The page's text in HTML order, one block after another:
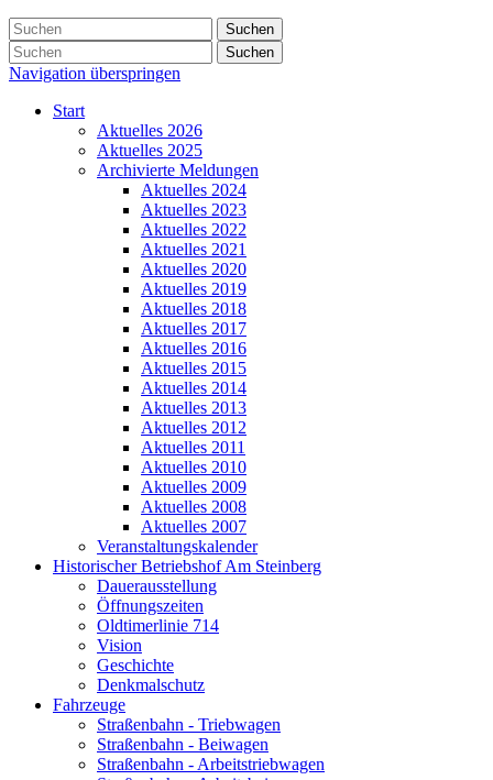
Suchen
Suchen
Navigation überspringen
Start
Aktuelles 2026
Aktuelles 2025
Archivierte Meldungen
Aktuelles 2024
Aktuelles 2023
Aktuelles 2022
Aktuelles 2021
Aktuelles 2020
Aktuelles 2019
Aktuelles 2018
Aktuelles 2017
Aktuelles 2016
Aktuelles 2015
Aktuelles 2014
Aktuelles 2013
Aktuelles 2012
Aktuelles 2011
Aktuelles 2010
Aktuelles 2009
Aktuelles 2008
Aktuelles 2007
Veranstaltungskalender
Historischer Betriebshof Am Steinberg
Dauerausstellung
Öffnungszeiten
Oldtimerlinie 714
Vision
Geschichte
Denkmalschutz
Fahrzeuge
Straßenbahn - Triebwagen
Straßenbahn - Beiwagen
Straßenbahn - Arbeitstriebwagen